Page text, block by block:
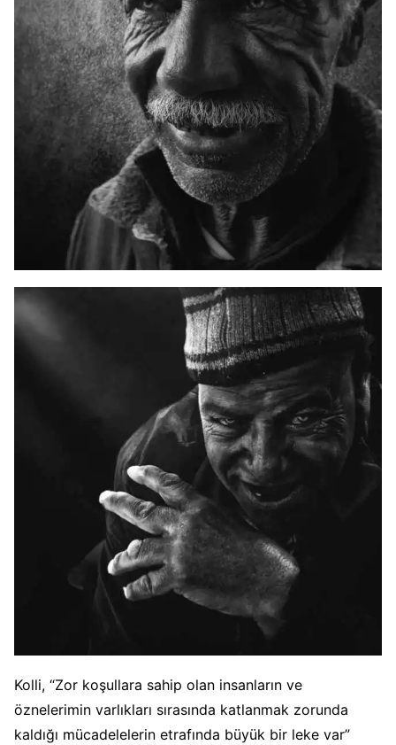
Kolli, “Zor koşullara sahip olan insanların ve
öznelerimin varlıkları sırasında katlanmak zorunda
kaldığı mücadelelerin etrafında büyük bir leke var”